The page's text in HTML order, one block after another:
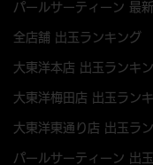
パールサーティーン 最
全店舗 出玉ランキング
大東洋本店 出玉ランキ
大東洋梅田店 出玉ラン
大東洋東通り店 出玉ラ
パールサーティーン 出